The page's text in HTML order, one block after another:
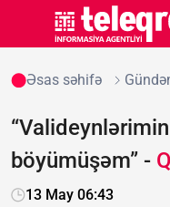
Əsas səhifə
böyümüşəm” -
13 May 06:43